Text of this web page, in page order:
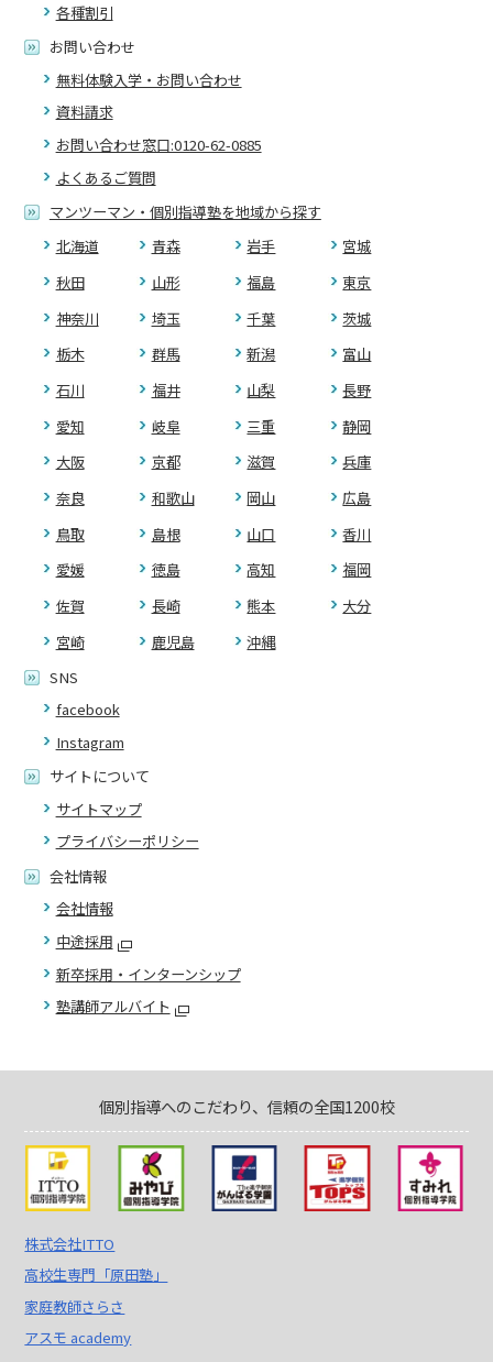
各種割引
お問い合わせ
無料体験入学・お問い合わせ
資料請求
お問い合わせ窓口:0120-62-0885
よくあるご質問
マンツーマン・個別指導塾を地域から探す
北海道
青森 岩手
宮城
秋田
山形 福島
東京
神奈川
埼玉 千葉
茨城
栃木
群馬 新潟
富山
石川
福井 山梨
長野
愛知
岐阜 三重
静岡
大阪
京都 滋賀
兵庫
奈良
和歌山 岡山
広島
鳥取
島根 山口
香川
愛媛
徳島 高知
福岡
佐賀
長崎 熊本
大分
宮崎
鹿児島
沖縄
SNS
facebook
Instagram
サイトについて
サイトマップ
プライバシーポリシー
会社情報
会社情報
中途採用
新卒採用・インターンシップ
塾講師アルバイト
個別指導へのこだわり、信頼の全国1200校
株式会社ITTO
高校生専門「原田塾」
家庭教師さらさ
アスモ academy